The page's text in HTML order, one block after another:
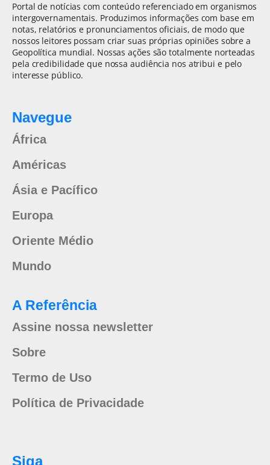
Portal de notícias com conteúdo referenciado em organismos
intergovernamentais. Produzimos informações com base em
notas, relatórios e pronunciamentos oficiais, de modo que
nossos leitores possam criar suas próprias opiniões sobre a
Geopolítica mundial. Nossas ações são totalmente norteadas
pela credibilidade que nossa audiência nos atribui e pelo
interesse público.
Navegue
África
Américas
Ásia e Pacífico
Europa
Oriente Médio
Mundo
A Referência
Assine nossa newsletter
Sobre
Termo de Uso
Política de Privacidade
Siga